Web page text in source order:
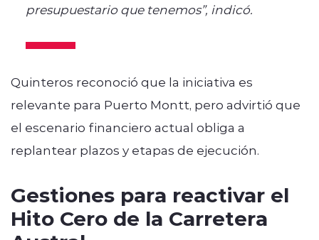
presupuestario que tenemos”, indicó.
Quinteros reconoció que la iniciativa es
relevante para Puerto Montt, pero advirtió que
el escenario financiero actual obliga a
replantear plazos y etapas de ejecución.
Gestiones para reactivar el
Hito Cero de la Carretera